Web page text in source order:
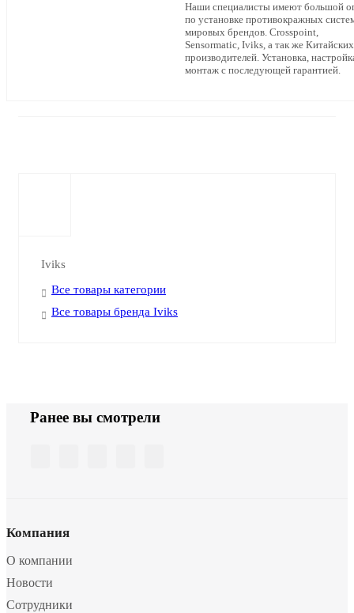
Наши специалисты имеют большой
по установке противокражных
мировых брендов. Crosspoint,
Sensormatic, Iviks, а так же Китайских
производителей. Установка,
монтаж с последующей гарантией.
Iviks
Все товары категории
Все товары бренда Iviks
Ранее вы смотрели
Компания
О компании
Новости
Сотрудники